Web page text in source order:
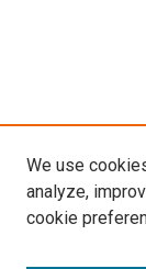
We use
analyze,
cookie